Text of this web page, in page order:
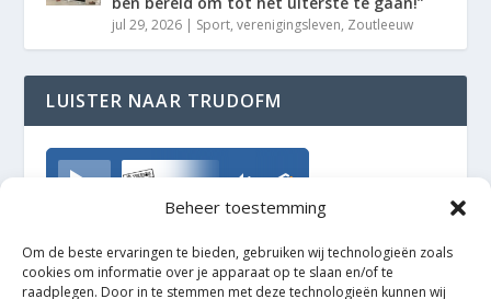
Beheer toestemming
Om de beste ervaringen te bieden, gebruiken wij technologieën zoals
cookies om informatie over je apparaat op te slaan en/of te
raadplegen. Door in te stemmen met deze technologieën kunnen wij
jul 29, 2026 | Sport,verenigingsleven, Zoutleeuw
LUISTER NAAR TRUDOFM
TrudoFM